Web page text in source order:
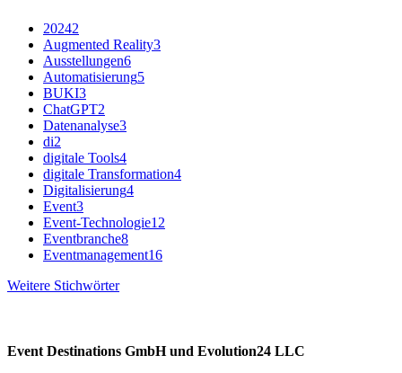
20242
Augmented Reality3
Ausstellungen6
Automatisierung5
BUKI3
ChatGPT2
Datenanalyse3
di2
digitale Tools4
digitale Transformation4
Digitalisierung4
Event3
Event-Technologie12
Eventbranche8
Eventmanagement16
Weitere Stichwörter
Event Destinations GmbH und Evolution24 LLC